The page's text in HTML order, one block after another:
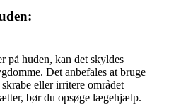
på huden, kan det skyldes
Det anbefales at bruge
eller irritere området
bør du opsøge lægehjælp.